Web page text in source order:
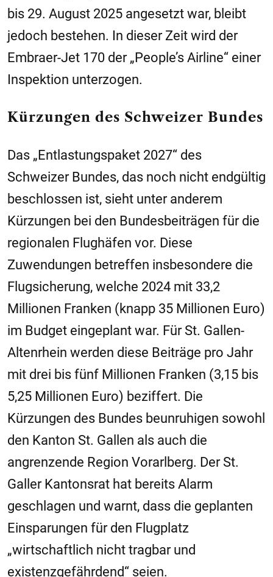
bis 29. August 2025 angesetzt war, bleibt
jedoch bestehen. In dieser Zeit wird der
Embraer-Jet 170 der „People’s Airline“ einer
Inspektion unterzogen.
Kürzungen des Schweizer Bundes
Das „Entlastungspaket 2027“ des
Schweizer Bundes, das noch nicht endgültig
beschlossen ist, sieht unter anderem
Kürzungen bei den Bundesbeiträgen für die
regionalen Flughäfen vor. Diese
Zuwendungen betreffen insbesondere die
Flugsicherung, welche 2024 mit 33,2
Millionen Franken (knapp 35 Millionen Euro)
im Budget eingeplant war. Für St. Gallen-
Altenrhein werden diese Beiträge pro Jahr
mit drei bis fünf Millionen Franken (3,15 bis
5,25 Millionen Euro) beziffert. Die
Kürzungen des Bundes beunruhigen sowohl
den Kanton St. Gallen als auch die
angrenzende Region Vorarlberg. Der St.
Galler Kantonsrat hat bereits Alarm
geschlagen und warnt, dass die geplanten
Einsparungen für den Flugplatz
„wirtschaftlich nicht tragbar und
existenzgefährdend“ seien.